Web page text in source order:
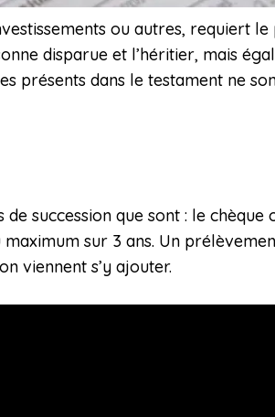
ou autres, requiert
disparue et l’héritier, mais
présents dans le testament ne
succession que sont : le chèque
sur 3 ans. Un
viennent s’y ajouter.